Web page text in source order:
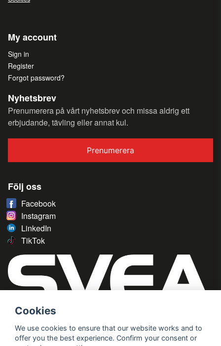
My account
Sign in
Register
Forgot password?
Nyhetsbrev
Prenumerera på vårt nyhetsbrev och missa aldrig ett
erbjudande, tävling eller annat kul.
Prenumerera
Följ oss
Facebook
Instagram
LinkedIn
TikTok
Cookies
We use cookies to ensure that our website works and to
offer you the best experience. Confirm your consent or